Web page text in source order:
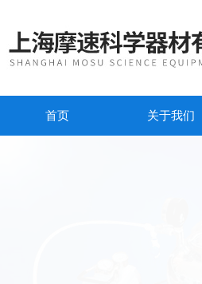
首页 关于我们